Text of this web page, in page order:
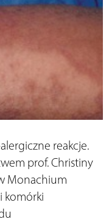
reakcje.
prof. Christiny
Monachium
komórki